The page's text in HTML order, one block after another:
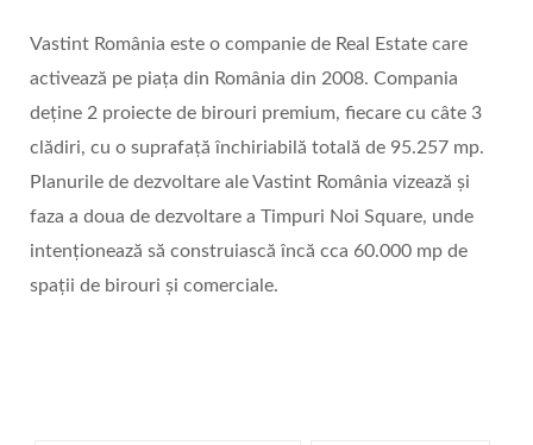
Vastint România este o companie de Real Estate care
activează pe piața din România din 2008. Compania
deține 2 proiecte de birouri premium, fiecare cu câte 3
clădiri, cu o suprafață închiriabilă totală de 95.257 mp.
Planurile de dezvoltare ale Vastint România vizează și
faza a doua de dezvoltare a Timpuri Noi Square, unde
intenționează să construiască încă cca 60.000 mp de
spații de birouri și comerciale.